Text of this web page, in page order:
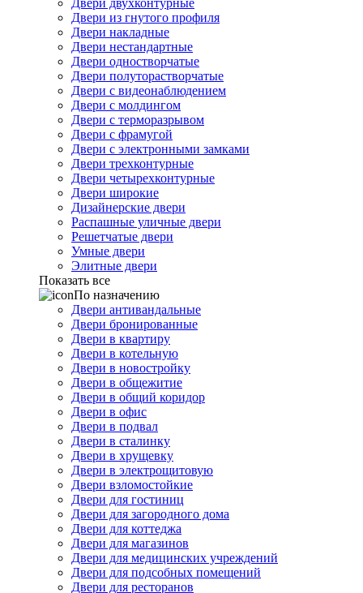
Двери двухконтурные
Двери из гнутого профиля
Двери накладные
Двери нестандартные
Двери одностворчатые
Двери полуторастворчатые
Двери с видеонаблюдением
Двери с молдингом
Двери с терморазрывом
Двери с фрамугой
Двери с электронными замками
Двери трехконтурные
Двери четырехконтурные
Двери широкие
Дизайнерские двери
Распашные уличные двери
Решетчатые двери
Умные двери
Элитные двери
Показать все
По назначению
Двери антивандальные
Двери бронированные
Двери в квартиру
Двери в котельную
Двери в новостройку
Двери в общежитие
Двери в общий коридор
Двери в офис
Двери в подвал
Двери в сталинку
Двери в хрущевку
Двери в электрощитовую
Двери взломостойкие
Двери для гостиниц
Двери для загородного дома
Двери для коттеджа
Двери для магазинов
Двери для медицинских учреждений
Двери для подсобных помещений
Двери для ресторанов